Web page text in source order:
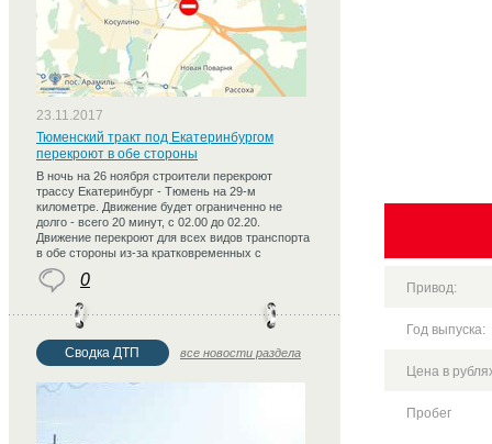
Привод:
Год выпуска:
Цена в
Пробег
23.11.2017
Тюменский тракт под Екатеринбургом
перекроют в обе стороны
В ночь на 26 ноября строители перекроют
трассу Екатеринбург - Тюмень на 29-м
километре. Движение будет ограниченно не
долго - всего 20 минут, с 02.00 до 02.20.
Движение перекроют для всех видов транспорта
в обе стороны из-за кратковременных с
0
Сводка ДТП все новости раздела